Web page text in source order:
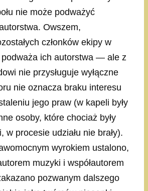
nie może podważyć
Owszem,
członków ekipy w
ich autorstwa — ale z
nie przysługuje wyłączne
nie oznacza braku interesu
jego praw (w kapeli były
osoby, które chociaż były
w procesie udziału nie brały).
wyrokiem ustalono,
muzyki i współautorem
pozwanym dalszego